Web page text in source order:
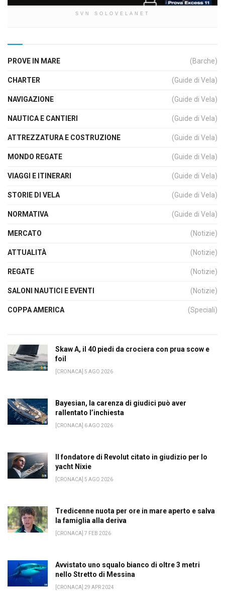
SVN SOLOVELANET
PROVE IN MARE (Barche)
CHARTER (Guide di Vela)
NAVIGAZIONE (Guide di Vela)
NAUTICA E CANTIERI (Guide di Vela)
ATTREZZATURA E COSTRUZIONE (Guide di Vela)
MONDO REGATE (Guide di Vela)
VIAGGI E ITINERARI (Guide di Vela)
STORIE DI VELA (Guide di Vela)
NORMATIVA (Guide di Vela)
MERCATO (Notizie)
ATTUALITÀ (Notizie)
REGATE (Notizie)
SALONI NAUTICI E EVENTI (Notizie)
COPPA AMERICA (Speciali)
Skaw A, il 40 piedi da crociera con prua scow e
foil
[CRONACA] 5 AGO 2026
Bayesian, la carenza di giudici può aver
rallentato l’inchiesta
[CRONACA] 6 AGO 2026
Il fondatore di Revolut citato in giudizio per lo
yacht Nixie
[CRONACA] 5 AGO 2026
Tredicenne nuota per ore in mare aperto e salva
la famiglia alla deriva
[CRONACA] 7 FEB 2026
Avvistato uno squalo bianco di oltre 3 metri
nello Stretto di Messina
[CRONACA] 29 APR 2024